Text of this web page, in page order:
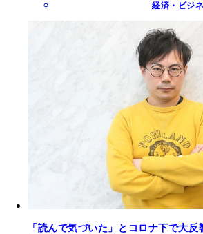
経済・ビジ
「読んで気づいた」とコロナ下で大